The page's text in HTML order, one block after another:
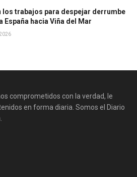
los trabajos para despejar derrumbe
España hacia Viña del Mar
comprometidos con la verdad, le
en forma diaria. Somos el Diario